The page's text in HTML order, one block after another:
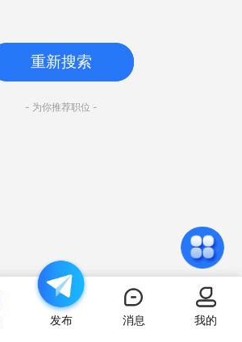
重新搜索
- 为你推荐职位 -
发布 消息 我的